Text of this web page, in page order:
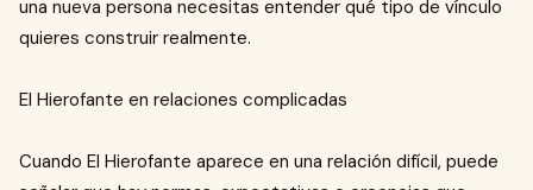
una nueva persona necesitas entender qué tipo de vínculo
quieres construir realmente.
El Hierofante en relaciones complicadas
Cuando El Hierofante aparece en una relación difícil, puede